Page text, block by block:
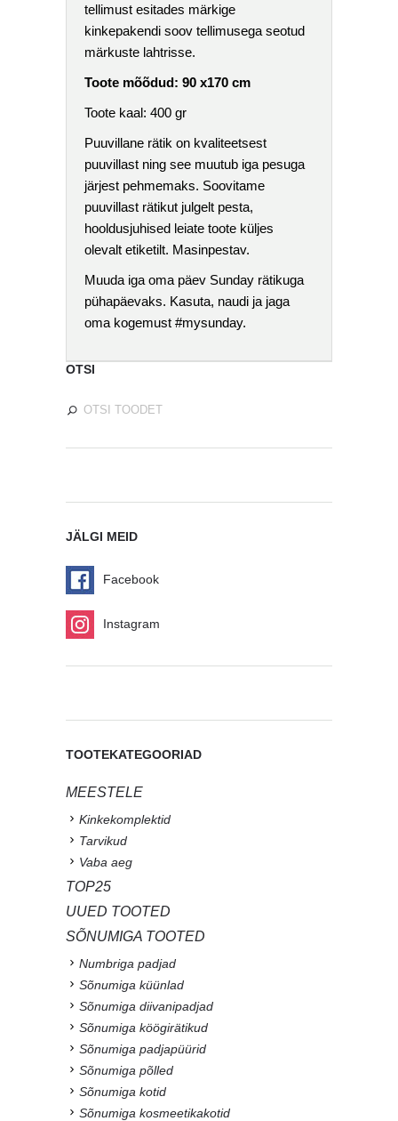
tellimust esitades märkige
kinkepakendi soov tellimusega seotud
märkuste lahtrisse.
Toote mõõdud: 90 x170 cm
Toote kaal: 400 gr
Puuvillane rätik on kvaliteetsest
puuvillast ning see muutub iga pesuga
järjest pehmemaks. Soovitame
puuvillast rätikut julgelt pesta,
hooldusjuhised leiate toote küljes
olevalt etiketilt. Masinpestav.
Muuda iga oma päev Sunday rätikuga
pühapäevaks. Kasuta, naudi ja jaga
oma kogemust #mysunday.
OTSI
JÄLGI MEID
Facebook
Instagram
TOOTEKATEGOORIAD
MEESTELE
Kinkekomplektid
Tarvikud
Vaba aeg
TOP25
UUED TOOTED
SÕNUMIGA TOOTED
Numbriga padjad
Sõnumiga küünlad
Sõnumiga diivanipadjad
Sõnumiga köögirätikud
Sõnumiga padjapüürid
Sõnumiga põlled
Sõnumiga kotid
Sõnumiga kosmeetikakotid